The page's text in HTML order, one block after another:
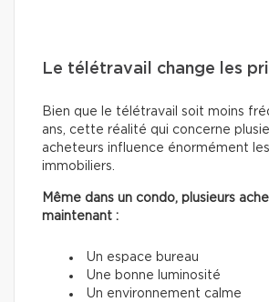
Le télétravail change les
Bien que le télétravail soit moins
ans, cette réalité qui concerne
acheteurs influence énormément
immobiliers.
Même dans un condo, plusieurs
maintenant :
Un espace bureau
Une bonne luminosité
Un environnement calme